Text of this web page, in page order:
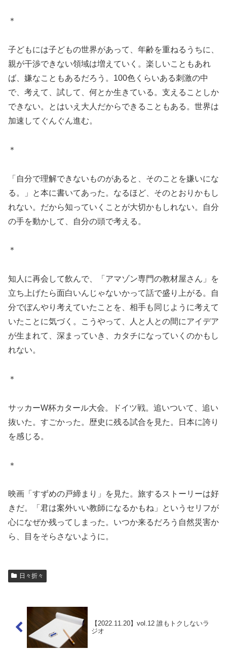
＊
子どもには子どもの世界があって、年齢を重ねるうちに、
親が干渉できない領域は増えていく。楽しいこともあれ
ば、嫌なこともあるだろう。100色くらいある刺激の中
で、考えて、試して、何とか生きている。支えることしか
できない。とはいえ大人だからできることもある。世界は
加速してぐんぐん進む。
＊
「自分で理解できないものがあると、そのことを嫌いにな
る。」と本に書いてあった。なるほど、そのとおりかもし
れない。だから知っていくことが大切かもしれない。自分
の手を動かして、自分の頭で考える。
＊
知人に再会して飲んで、「アマゾン専門の教材屋さん」を
立ち上げたら面白いんじゃないかって話で盛り上がる。自
分でぼんやり考えていたことを、相手も同じように考えて
いたことに気づく。こうやって、人と人との間にアイデア
が生まれて、深まっていき、カタチになっていくのかもし
れない。
＊
サッカーW杯カタール大会。ドイツ戦。追いついて、追い
抜いた。すごかった。歴史に残る試合を見た。日本に誇り
を感じる。
＊
映画「すずめの戸締まり」を見た。旅するストーリーは好
きだ。「君は案外いい教師になるかもね」というセリフが
心になぜか残ってしまった。いつか来るだろう自然災害か
ら、目をそらさないように。
日々折々
【2022.11.20】vol.12 誰もトクしないラ
ジオ